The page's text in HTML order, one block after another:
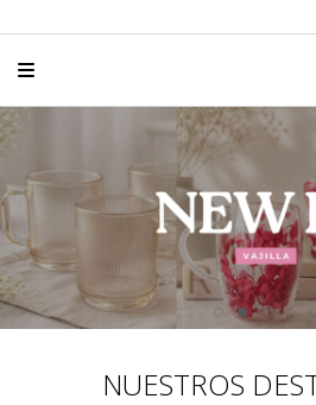
NUESTROS